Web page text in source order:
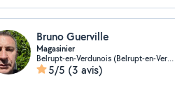
Bruno Guerville
Magasinier
Belrupt-en-Verdunois (Belrupt-en-Verdunois)
5/5 (3 avis)